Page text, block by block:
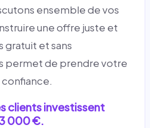
ensemble de vos
une offre juste et
gratuit et sans
permet de prendre votre
clients investissent
000 €.